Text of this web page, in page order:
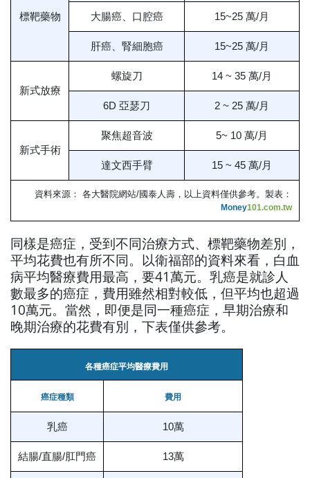
標靶藥物 大腸癌、口腔癌 15~25 萬/月
肝癌、腎細胞癌 15~25 萬/月
新式放療
螺旋刀 14 ~ 35 萬/月
6D 亞瑟刀 2 ~ 25 萬/月
新式手術
聚焦超音波 5~ 10 萬/月
達文西手臂 15 ~ 45 萬/月
資料來源： 各大醫院網站/國泰人壽，以上資料僅供參考。製表：
Money101.com.tw
同樣是癌症，受到不同治療方式、標靶藥物差別，
平均花費也有所不同。以衛福部的資料來看，白血
病平均醫療費用最高，要41萬元。乳癌是就診人
數最多的癌症，費用雖然相對較低，但平均也超過
10萬元。當然，即便是同一種癌症，早期治療和
晚期治療的花費有別，下表僅供參考。
各種癌症平均醫療費用
癌症種類 費用
乳癌 10萬
結腸/直腸/肛門癌 13萬